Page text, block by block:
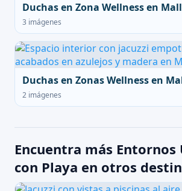
Duchas en Zona Wellness en
3 imágenes
Duchas en Zonas Wellness en
2 imágenes
Encuentra más Entornos
con Playa en otros